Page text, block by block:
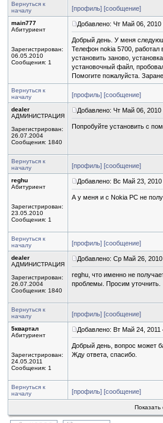
Вернуться к
началу
[профиль] [сообщение]
main777
Абитуриент
Зарегистрирован:
06.05.2010
Сообщения: 1
Добавлено: Чт Май 06, 2010
Добрый день. У меня
Телефон nokia 5700, работал
установить заново,
установочный файл,
Помогите пожалуйста.
Вернуться к
началу
[профиль] [сообщение]
dealer
АДМИНИСТРАЦИЯ
Зарегистрирован:
26.07.2004
Сообщения: 1840
Добавлено: Чт Май 06, 2010
Попробуйте установить с
Вернуться к
началу
[профиль] [сообщение]
reghu
Абитуриент
Зарегистрирован:
23.05.2010
Сообщения: 1
Добавлено: Вс Май 23, 2010
А у меня и с Nokia PC не
Вернуться к
началу
[профиль] [сообщение]
dealer
АДМИНИСТРАЦИЯ
Зарегистрирован:
26.07.2004
Сообщения: 1840
Добавлено: Ср Май 26,
reghu, что именно не
проблемы. Просим уточнить.
Вернуться к
началу
[профиль] [сообщение]
5квартал
Абитуриент
Зарегистрирован:
24.05.2011
Сообщения: 1
Добавлено: Вт Май 24, 2011
Добрый день, вопрос может
Жду ответа, спасибо.
Вернуться к
началу
[профиль] [сообщение]